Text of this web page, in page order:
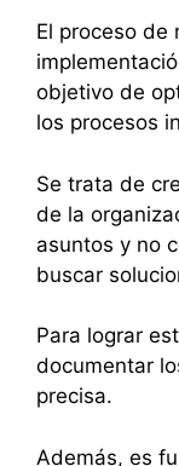
El proceso de
objetivo de
los procesos
Se trata de
de la
asuntos y no
buscar
Para lograr
documentar
precisa.
Además, es